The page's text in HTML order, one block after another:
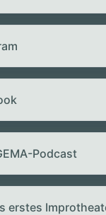
Podcast
erstes